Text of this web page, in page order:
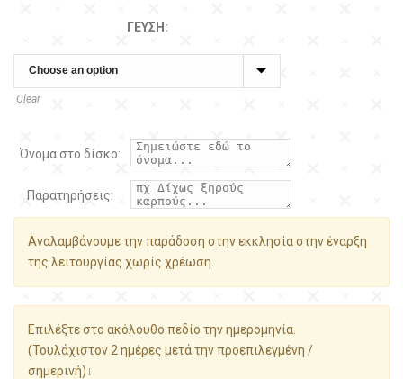
ΓΕΎΣΗ:
Clear
Όνομα στο δίσκο:
Παρατηρήσεις:
Αναλαμβάνουμε την παράδοση στην εκκλησία στην έναρξη
της λειτουργίας χωρίς χρέωση.
Επιλέξτε στο ακόλουθο πεδίο την ημερομηνία.
(Τουλάχιστον 2 ημέρες μετά την προεπιλεγμένη /
σημερινή)↓